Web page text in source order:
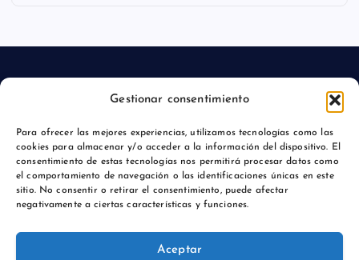
Gestionar consentimiento
Para ofrecer las mejores experiencias, utilizamos tecnologías como las
cookies para almacenar y/o acceder a la información del dispositivo. El
consentimiento de estas tecnologías nos permitirá procesar datos como
el comportamiento de navegación o las identificaciones únicas en este
sitio. No consentir o retirar el consentimiento, puede afectar
negativamente a ciertas características y funciones.
Aceptar
Política de privacidad